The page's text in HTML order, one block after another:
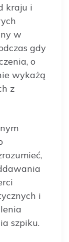
kraju i
w
gdy
o
wykażą
z
i
szpiku.